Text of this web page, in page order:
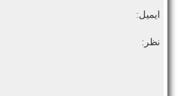
ایمیل:
نظر: